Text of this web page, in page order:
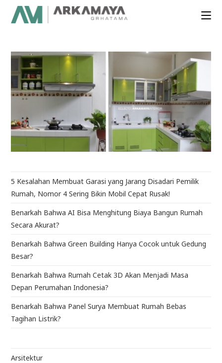
5 Kesalahan Membuat Garasi yang Jarang Disadari Pemilik
Rumah, Nomor 4 Sering Bikin Mobil Cepat Rusak!
Benarkah Bahwa AI Bisa Menghitung Biaya Bangun Rumah
Secara Akurat?
Benarkah Bahwa Green Building Hanya Cocok untuk Gedung
Besar?
Benarkah Bahwa Rumah Cetak 3D Akan Menjadi Masa
Depan Perumahan Indonesia?
Benarkah Bahwa Panel Surya Membuat Rumah Bebas
Tagihan Listrik?
Arsitektur